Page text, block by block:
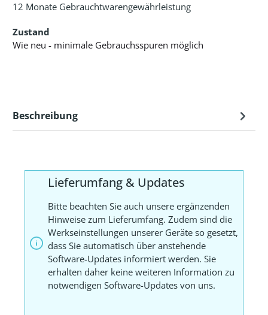
12 Monate Gebrauchtwarengewährleistung
Zustand
Wie neu - minimale Gebrauchsspuren möglich
Beschreibung
Lieferumfang & Updates
Bitte beachten Sie auch unsere ergänzenden
Hinweise zum Lieferumfang. Zudem sind die
Werkseinstellungen unserer Geräte so gesetzt,
dass Sie automatisch über anstehende
Software-Updates informiert werden. Sie
erhalten daher keine weiteren Information zu
notwendigen Software-Updates von uns.